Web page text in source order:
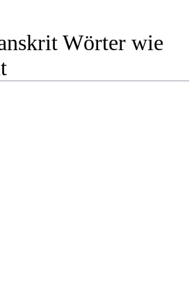
Wörter wie